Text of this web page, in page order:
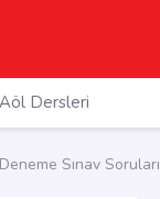
Aöl Dersleri
Sınav Soruları